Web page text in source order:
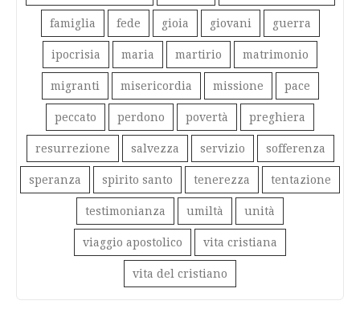
famiglia fede gioia giovani guerra
ipocrisia maria martirio matrimonio
migranti misericordia missione pace
peccato perdono povertà preghiera
resurrezione salvezza servizio sofferenza
speranza spirito santo tenerezza tentazione
testimonianza umiltà unità
viaggio apostolico vita cristiana
vita del cristiano